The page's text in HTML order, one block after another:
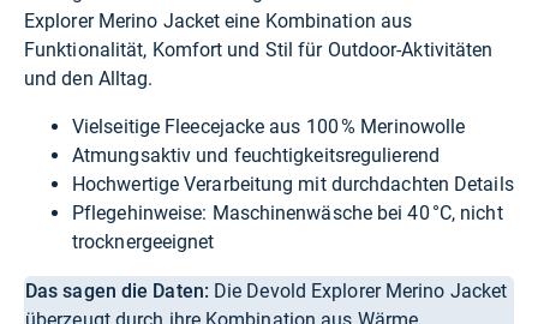
Explorer Merino Jacket eine Kombination aus
Funktionalität, Komfort und Stil für Outdoor-Aktivitäten
und den Alltag.
Vielseitige Fleecejacke aus 100 % Merinowolle
Atmungsaktiv und feuchtigkeitsregulierend
Hochwertige Verarbeitung mit durchdachten Details
Pflegehinweise: Maschinenwäsche bei 40 °C, nicht
trocknergeeignet
Das sagen die Daten: Die Devold Explorer Merino Jacket